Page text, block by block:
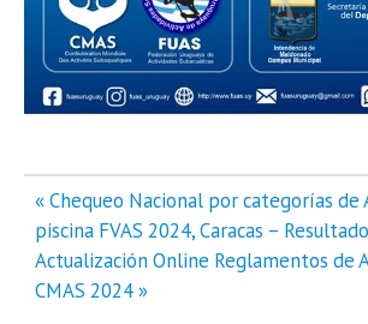
Navegación
de
entradas
« Chequeo Nacional por categorías de
piscina FVAS 2024, Caracas –
Actualización Online Reglamentos de
CMAS 2024 »